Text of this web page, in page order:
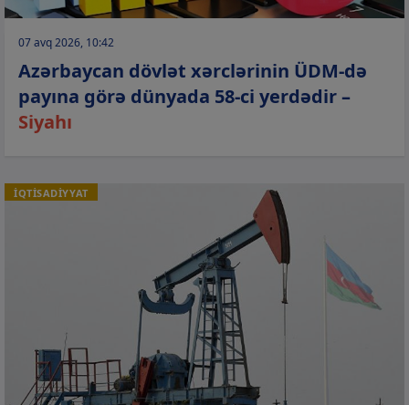
07 avq 2026, 10:42
Azərbaycan dövlət xərclərinin ÜDM-də
payına görə dünyada 58-ci yerdədir –
Siyahı
İQTİSADİYYAT